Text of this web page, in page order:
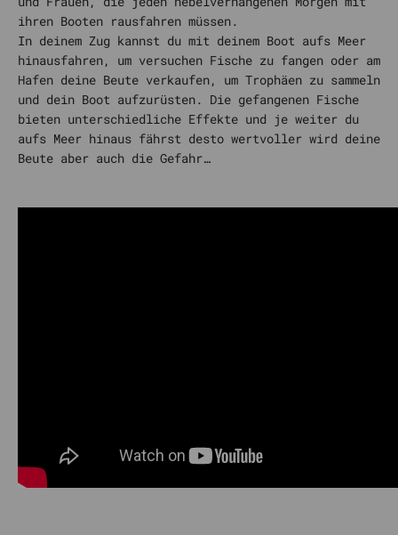
ihren Booten rausfahren müssen.
In deinem Zug kannst du mit deinem Boot aufs Meer
hinausfahren, um versuchen Fische zu fangen oder am
Hafen deine Beute verkaufen, um Trophäen zu sammeln
und dein Boot aufzurüsten. Die gefangenen Fische
bieten unterschiedliche Effekte und je weiter du
aufs Meer hinaus fährst desto wertvoller wird deine
Beute aber auch die Gefahr…